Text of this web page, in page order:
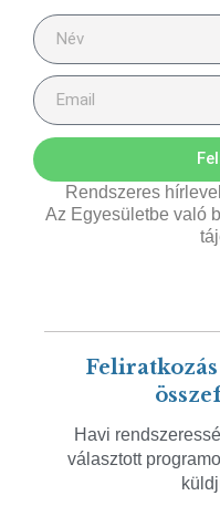
Rendszeres
Az Egyesületbe való
Havi
választott